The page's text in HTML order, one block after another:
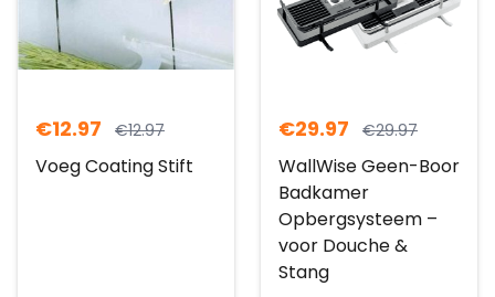
€12.97 €12.97
Voeg Coating Stift
€29.97 €29.97
WallWise Geen-Boor
Badkamer
Opbergsysteem –
voor Douche &
Stang